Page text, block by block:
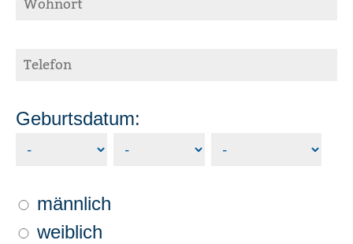
Geburtsdatum:
männlich
weiblich